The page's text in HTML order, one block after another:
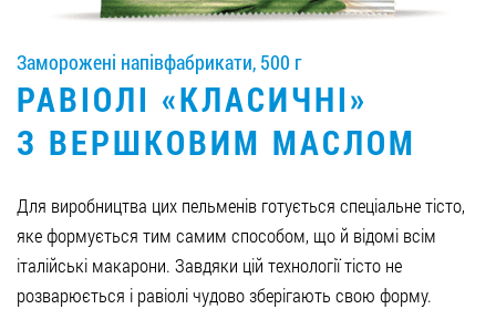
СТАТИ ПАРТНЕРОМ
0412 48 28 17
0412 42 29 23
Заморожені напівфабрикати, 500 г
РАВІОЛІ «КЛАСИЧНІ»
З ВЕРШКОВИМ МАСЛОМ
Для виробництва цих пельменів готується спеціальне тісто,
яке формується тим самим способом, що й відомі всім
італійські макарони. Завдяки цій технології тісто не
розварюється і равіолі чудово зберігають свою форму.